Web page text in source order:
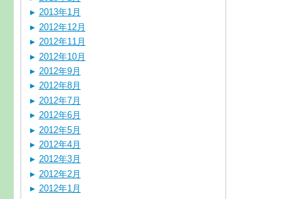
2013年1月
2012年12月
2012年11月
2012年10月
2012年9月
2012年8月
2012年7月
2012年6月
2012年5月
2012年4月
2012年3月
2012年2月
2012年1月